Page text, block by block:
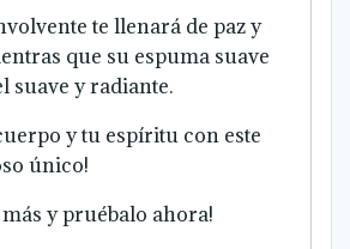
te llenará de paz y
que su espuma suave
suave y radiante.
y tu espíritu con este
único!
más y pruébalo ahora!